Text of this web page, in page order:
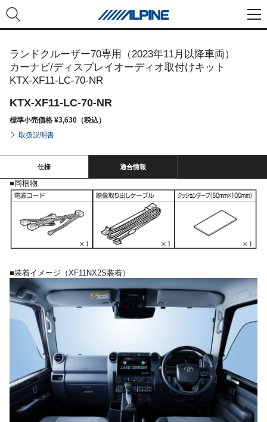
ランドクルーザー70専用（2023年11月以降車両）
カーナビ/ディスプレイオーディオ取付けキット
KTX-XF11-LC-70-NR
KTX-XF11-LC-70-NR
標準小売価格 ¥3,630（税込）
取扱説明書
仕様 適合情報
■同梱物
■装着イメージ（XF11NX2S装着）